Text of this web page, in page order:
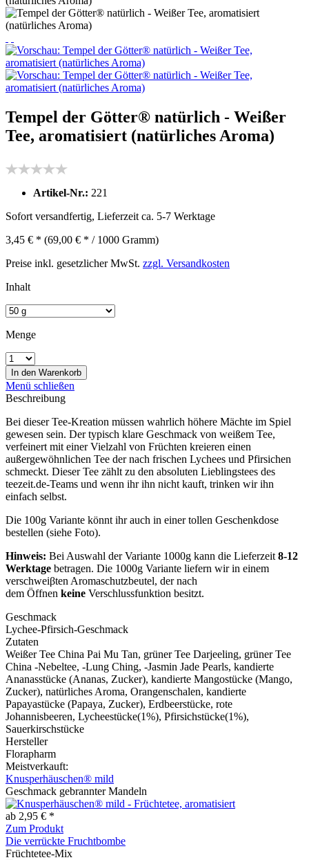
Tempel der Götter® natürlich - Weißer
Tee, aromatisiert (natürliches Aroma)
Artikel-Nr.: 221
Sofort versandfertig, Lieferzeit ca. 5-7 Werktage
3,45 € * (69,00 € * / 1000 Gramm)
Preise inkl. gesetzlicher MwSt. zzgl. Versandkosten
Inhalt
Menge
In den Warenkorb
Menü schließen
Beschreibung
Bei dieser Tee-Kreation müssen wahrlich höhere Mächte im Spiel
gewesen sein. Der typisch klare Geschmack von weißem Tee,
verfeinert mit einer Vielzahl von Früchten kreieren einen
außergewöhnlichen Tee der nach frischen Lychees und Pfirsichen
schmeckt. Dieser Tee zählt zu den absoluten Lieblingstees des
teezeit.de-Teams und wenn ihr ihn nicht kauft, trinken wir ihn
einfach selbst.
Die 100g Variante könnt ihr auch in einer tollen Geschenkdose
bestellen (siehe Foto).
Hinweis: Bei Auswahl der Variante 1000g kann die Lieferzeit 8-12
Werktage betragen. Die 1000g Variante liefern wir in einem
verschweiβten Aromaschutzbeutel, der nach
dem Öffnen keine Verschlussfunktion besitzt.
Geschmack
Lychee-Pfirsich-Geschmack
Zutaten
Weißer Tee China Pai Mu Tan, grüner Tee Darjeeling, grüner Tee
China -Nebeltee, -Lung Ching, -Jasmin Jade Pearls, kandierte
Ananasstücke (Ananas, Zucker), kandierte Mangostücke (Mango,
Zucker), natürliches Aroma, Orangenschalen, kandierte
Papayastücke (Papaya, Zucker), Erdbeerstücke, rote
Johannisbeeren, Lycheestücke(1%), Pfirsichstücke(1%),
Sauerkirschstücke
Hersteller
Florapharm
Meistverkauft:
Knusperhäuschen® mild
Geschmack gebrannter Mandeln
ab 2,95 € *
Zum Produkt
Die verrückte Fruchtbombe
Früchtetee-Mix